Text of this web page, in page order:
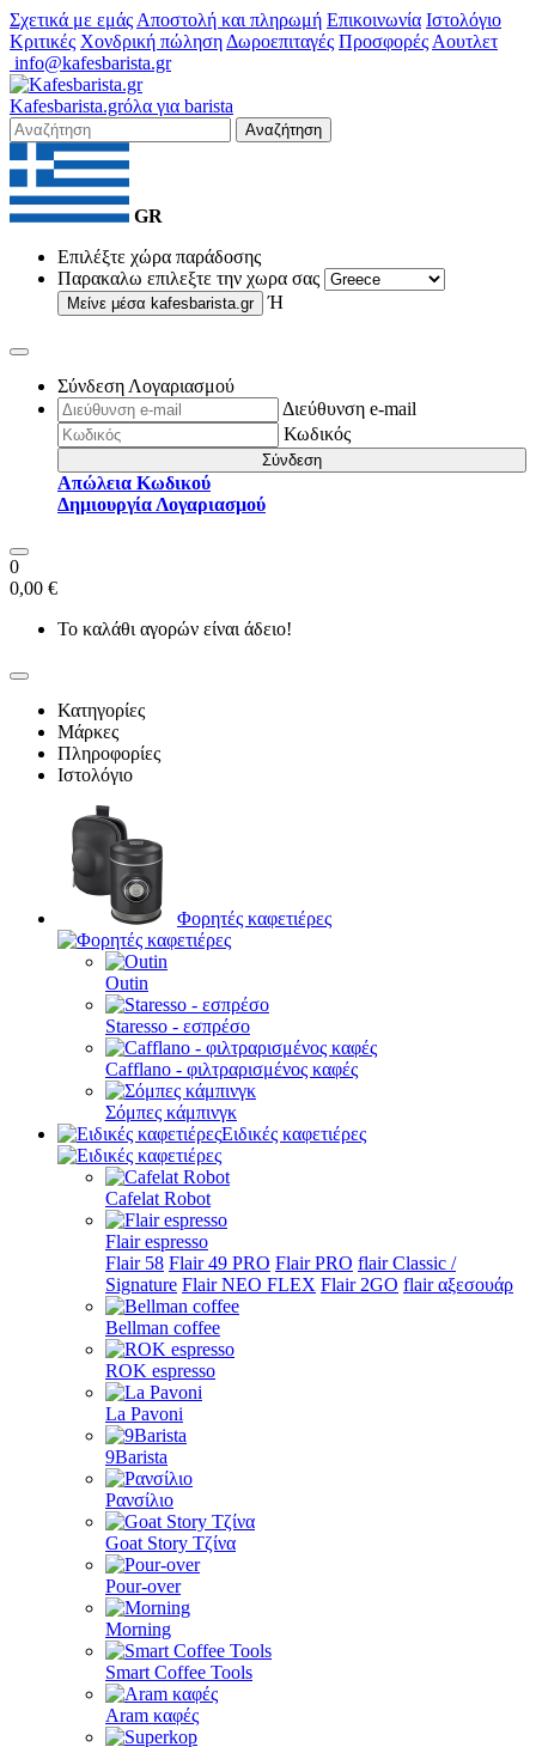
Σχετικά με εμάς Αποστολή και πληρωμή Επικοινωνία Ιστολόγιο
Κριτικές Χονδρική πώληση Δωροεπιταγές Προσφορές Αουτλετ
info@kafesbarista.gr
Kafesbarista.grόλα για barista
Αναζήτηση
GR
Επιλέξτε χώρα παράδοσης
Παρακαλω επιλεξτε την χωρα σας
Μείνε μέσα kafesbarista.gr Ή
Σύνδεση Λογαριασμού
Διεύθυνση e-mail
Κωδικός
Σύνδεση
Απώλεια Κωδικού
Δημιουργία Λογαριασμού
0
0,00 €
Το καλάθι αγορών είναι άδειο!
Κατηγορίες
Μάρκες
Πληροφορίες
Ιστολόγιο
Φορητές καφετιέρες
Outin
Staresso - εσπρέσο
Cafflano - φιλτραρισμένος καφές
Σόμπες κάμπινγκ
Ειδικές καφετιέρες
Cafelat Robot
Flair espresso
Flair 58 Flair 49 PRO Flair PRO flair Classic /
Signature Flair NEO FLEX Flair 2GO flair αξεσουάρ
Bellman coffee
ROK espresso
La Pavoni
9Barista
Ρανσίλιο
Goat Story Τζίνα
Pour-over
Morning
Smart Coffee Tools
Aram καφές